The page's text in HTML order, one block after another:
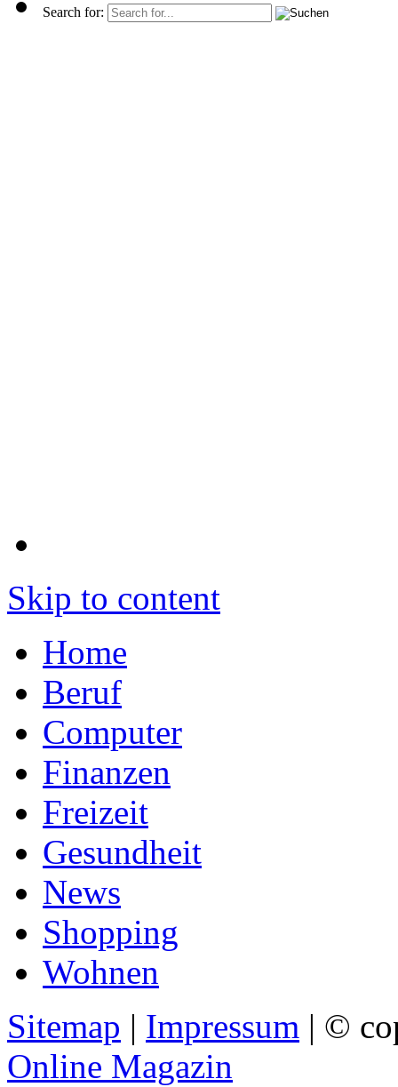
Search for:
Skip to content
Home
Beruf
Computer
Finanzen
Freizeit
Gesundheit
News
Shopping
Wohnen
Sitemap | Impressum | ©
Online Magazin